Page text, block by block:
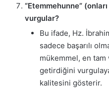
“Etemmehunne”
vurgular?
Bu ifade, Hz.
sadece başarılı
mükemmel, en
getirdiğini
kalitesini gösterir.